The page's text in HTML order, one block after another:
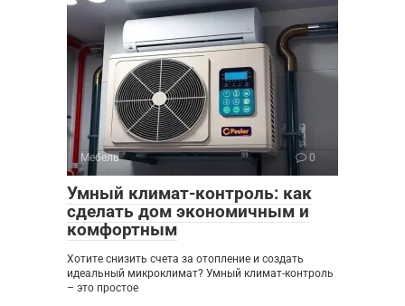
Мебель 0
Умный климат-контроль: как
сделать дом экономичным и
комфортным
Хотите снизить счета за отопление и создать
идеальный микроклимат? Умный климат-контроль
– это простое